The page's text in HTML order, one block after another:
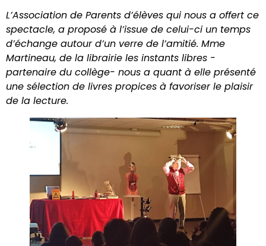
L’Association de Parents d’élèves qui nous a offert ce
spectacle, a proposé à l’issue de celui-ci un temps
d’échange autour d’un verre de l’amitié. Mme
Martineau, de la librairie les instants libres -
partenaire du collège- nous a quant à elle présenté
une sélection de livres propices à favoriser le plaisir
de la lecture.